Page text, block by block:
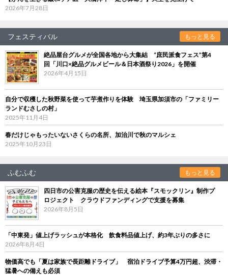
2026年7月28日
フェスティバル もっと見る
絶品屋台グルメが全国各地から大集結 “庶民派食フェス”第4
回「川口×絶品グルメビール＆日本酒祭り2026」を開催
2026年4月15日
自分で収穫した秋野菜を使って芋煮作りを体験 埼玉県加須市の「ファミリー
ランドむさしの村」
2025年11月4日
春だけじゃもったいないさくらの名所、加治川で秋のマルシェ
2025年10月23日
ふむふむ もっと見る
四日市の公害克服の歴史を伝える絵本『スモックリン』制作プ
ロジェクト クラウドファンディングで支援を募集
2026年8月5日
「中東発」値上げラッシュが本格化 飲食料品値上げ、約3年ぶりの多さに
2026年8月4日
物価高でも「夏は家族で長距離ドライブ」 宿泊ドライブ予算4万円超、渋滞・
猛暑への備えも必須